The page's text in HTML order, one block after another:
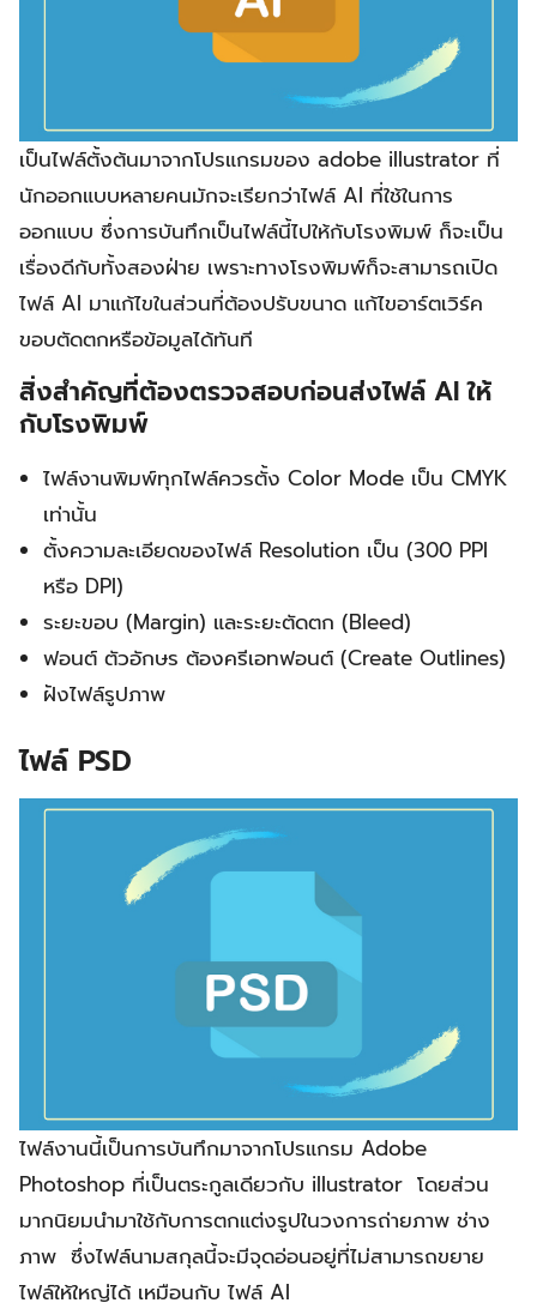
เป็นไฟล์ตั้งต้นมาจากโปรแกรมของ adobe illustrator ที่
นักออกแบบหลายคนมักจะเรียกว่าไฟล์ AI ที่ใช้ในการ
ออกแบบ ซึ่งการบันทึกเป็นไฟล์นี้ไปให้กับโรงพิมพ์ ก็จะเป็น
เรื่องดีกับทั้งสองฝ่าย เพราะทางโรงพิมพ์ก็จะสามารถเปิด
ไฟล์ AI มาแก้ไขในส่วนที่ต้องปรับขนาด แก้ไขอาร์ตเวิร์ค
ขอบตัดตกหรือข้อมูลได้ทันที
สิ่งสำคัญที่ต้องตรวจสอบก่อนส่งไฟล์ AI ให้
กับโรงพิมพ์
ไฟล์งานพิมพ์ทุกไฟล์ควรตั้ง Color Mode เป็น CMYK
เท่านั้น
ตั้งความละเอียดของไฟล์ Resolution เป็น (300 PPI
หรือ DPI)
ระยะขอบ (Margin) และระยะตัดตก (Bleed)
ฟอนต์ ตัวอักษร ต้องครีเอทฟอนต์ (Create Outlines)
ฝังไฟล์รูปภาพ
ไฟล์ PSD
ไฟล์งานนี้เป็นการบันทึกมาจากโปรแกรม Adobe
Photoshop ที่เป็นตระกูลเดียวกับ illustrator โดยส่วน
มากนิยมนำมาใช้กับการตกแต่งรูปในวงการถ่ายภาพ ช่าง
ภาพ ซึ่งไฟล์นามสกุลนี้จะมีจุดอ่อนอยู่ที่ไม่สามารถขยาย
ไฟล์ให้ใหญ่ได้ เหมือนกับ ไฟล์ AI